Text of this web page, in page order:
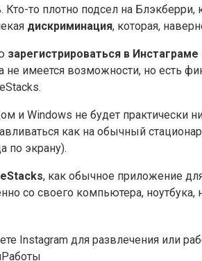
то плотно подсел на
дискриминация, которая,
зарегистрироваться в
имеется возможности, но есть
и Windows не будет практически
как на обычный
по экрану).
, как обычное приложение
со своего компьютера,
Instagram для развлечения или
Работы